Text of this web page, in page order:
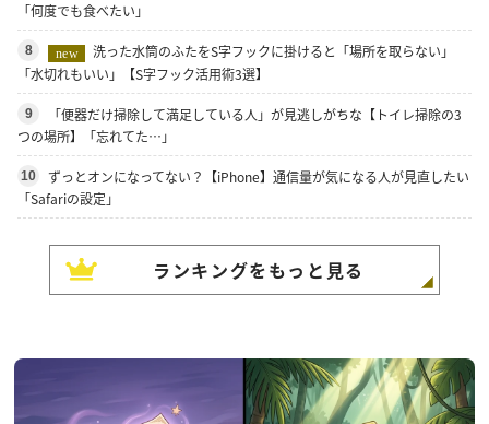
「何度でも食べたい」
8 new
洗った水筒のふたをS字フックに掛けると「場所を取らない」
「水切れもいい」【S字フック活用術3選】
9
「便器だけ掃除して満足している人」が見逃しがちな【トイレ掃除の3
つの場所】「忘れてた…」
10
ずっとオンになってない？【iPhone】通信量が気になる人が見直したい
「Safariの設定」
ランキングをもっと見る